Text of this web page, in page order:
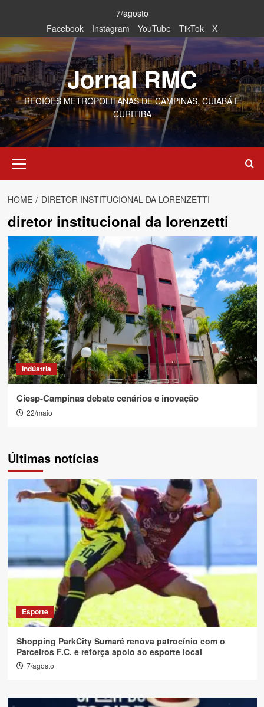
content
7/agosto
Facebook
Instagram YouTube TikTok X
Jornal RMC
REGIÕES METROPOLITANAS DE CAMPINAS, CUIABÁ E
CURITIBA
Menu
HOME DIRETOR INSTITUCIONAL DA LORENZETTI
diretor institucional da lorenzetti
Indústria
Ciesp-Campinas debate cenários e inovação
22/maio
Últimas notícias
Esporte
Shopping ParkCity Sumaré renova patrocínio com o
Parceiros F.C. e reforça apoio ao esporte local
7/agosto